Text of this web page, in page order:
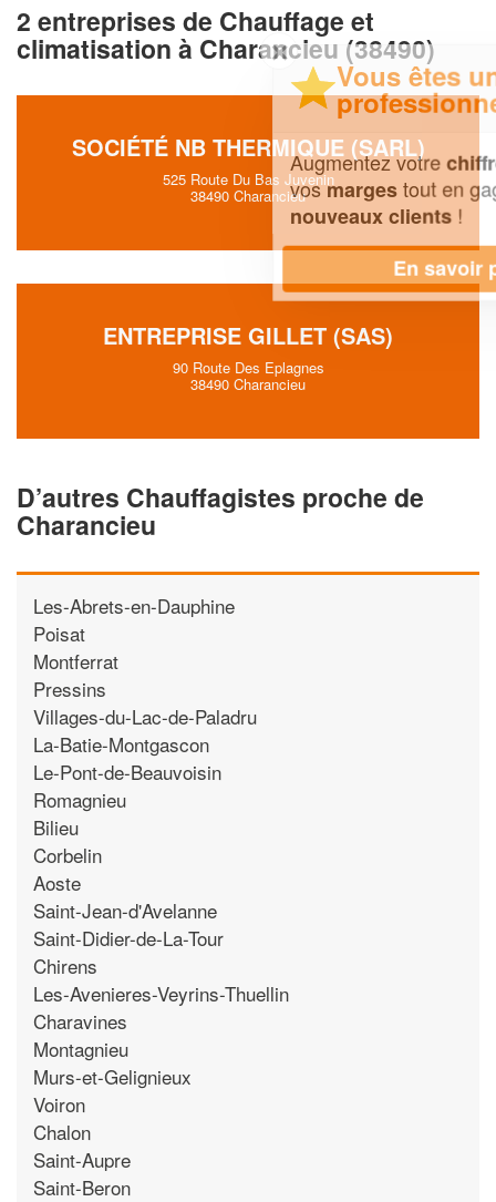
2 entreprises de Chauffage et
climatisation à Charancieu (38490)
SOCIÉTÉ NB THERMIQUE (SARL)
525 Route Du Bas Juvenin
38490 Charancieu
ENTREPRISE GILLET (SAS)
90 Route Des Eplagnes
38490 Charancieu
D’autres Chauffagistes proche de
Charancieu
Les-Abrets-en-Dauphine
Poisat
Montferrat
Pressins
Villages-du-Lac-de-Paladru
La-Batie-Montgascon
Le-Pont-de-Beauvoisin
Romagnieu
Bilieu
Corbelin
Aoste
Saint-Jean-d'Avelanne
Saint-Didier-de-La-Tour
Chirens
Les-Avenieres-Veyrins-Thuellin
Charavines
Montagnieu
Murs-et-Gelignieux
Voiron
Chalon
Saint-Aupre
Saint-Beron
✕
Vous êtes un
professionnel ?
Augmentez votrechiffre d'affaireset
vosmargestout en gagnant de
nouveaux clients!